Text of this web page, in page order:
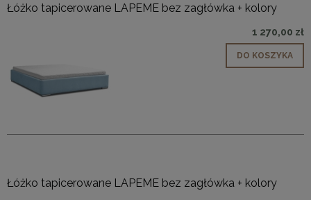
Łóżko tapicerowane LAPEME bez zagłówka + kolory
1 270,00 zł
DO KOSZYKA
Łóżko tapicerowane LAPEME bez zagłówka + kolory